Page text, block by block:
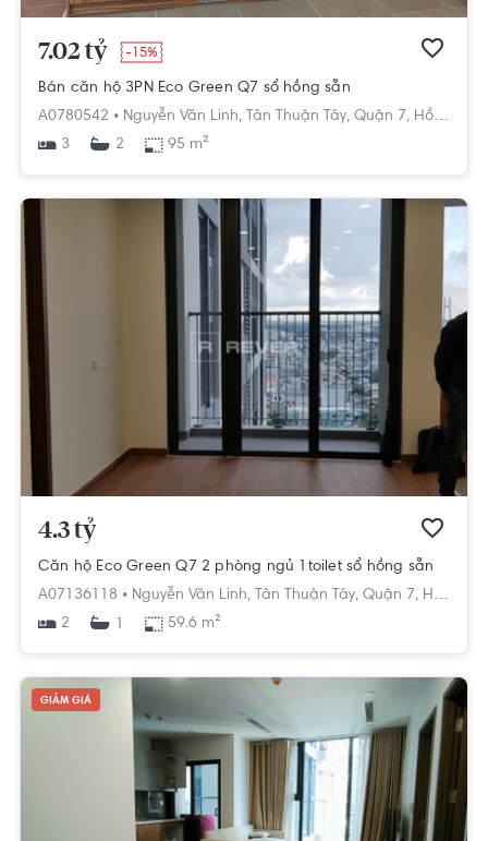
7.02 tỷ -15%
Bán căn hộ 3PN Eco Green Q7 sổ hồng sẵn
A0780542 • Nguyễn Văn Linh, Tân Thuận Tây, Quận 7, Hồ Chí Minh
3
2 95 m²
4.3 tỷ
Căn hộ Eco Green Q7 2 phòng ngủ 1toilet sổ hồng sẵn
A07136118 • Nguyễn Văn Linh, Tân Thuận Tây, Quận 7, Hồ Chí Minh
2
59.6 m²
GIẢM GIÁ